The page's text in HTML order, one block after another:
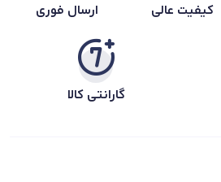
کیفیت عالی ارسال فوری
گارانتی کالا